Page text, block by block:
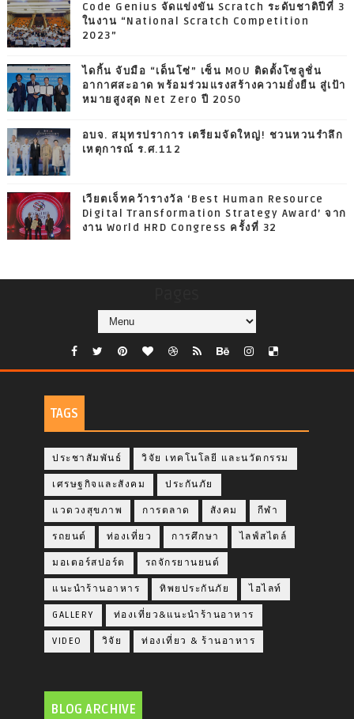
Code Genius จัดแข่งขัน Scratch ระดับชาติปีที่ 3
ในงาน “National Scratch Competition
2023”
ไดกิ้น จับมือ “เด็นโซ่” เซ็น MOU ติดตั้งโซลูชั่น
อากาศสะอาด พร้อมร่วมแรงสร้างความยั่งยืน สู่เป้า
หมายสูงสุด Net Zero ปี 2050
อบจ. สมุทรปราการ เตรียมจัดใหญ่! ชวนหวนรำลึก
เหตุการณ์ ร.ศ.112
เวียตเจ็ทคว้ารางวัล ‘Best Human Resource
Digital Transformation Strategy Award’ จาก
งาน World HRD Congress ครั้งที่ 32
TAGS
ประชาสัมพันธ์ วิจัย เทคโนโลยี และนวัตกรรม
เศรษฐกิจและสังคม ประกันภัย
แวดวงสุขภาพ การตลาด สังคม กีฬา
รถยนต์ ท่องเที่ยว การศึกษา ไลฟ์สไตล์
มอเตอร์สปอร์ต รถจักรยานยนต์
แนะนำร้านอาหาร ทิพยประกันภัย ไฮไลท์
GALLERY ท่องเที่ยว&แนะนำร้านอาหาร
VIDEO วิจัย ท่องเที่ยว & ร้านอาหาร
BLOG ARCHIVE